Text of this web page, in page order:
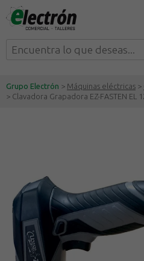
Grupo Electrón > Máquinas eléctricas >
> Clavadora Grapadora EZ-FASTEN EL